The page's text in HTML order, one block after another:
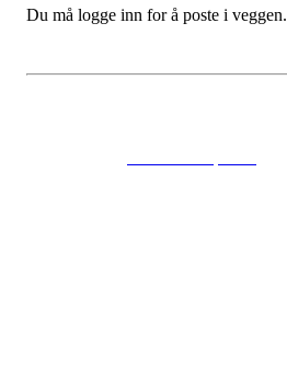
Du må logge inn for å poste i veggen.